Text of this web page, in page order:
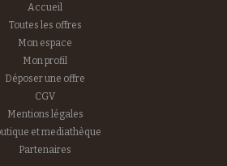
Accueil
Toutes les offres
Mon espace
Mon profil
Déposer une offre
CGV
Mentions légales
et mediathèque
Partenaires